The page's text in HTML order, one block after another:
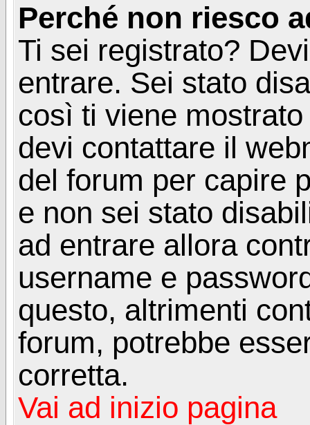
Perché non riesco
Ti sei registrato?
entrare. Sei stato
così ti viene
devi contattare il
del forum per capire
e non sei stato
ad entrare allora
username e
questo, altrimenti
forum, potrebbe
corretta.
Vai ad inizio pagina